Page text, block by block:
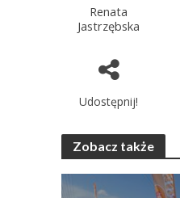
Renata
Jastrzębska
Udostępnij!
Zobacz także